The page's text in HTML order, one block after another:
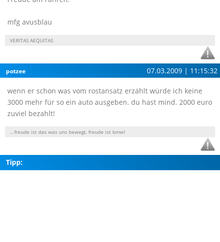
mfg avusblau
VERITAS AEQUITAS
potzee 07.03.2009 | 11:15:32
wenn er schon was vom rostansatz erzählt würde ich keine
3000 mehr für so ein auto ausgeben. du hast mind. 2000 euro
zuviel bezahlt!
...freude ist das was uns bewegt, freude ist bmw!
Tipp: